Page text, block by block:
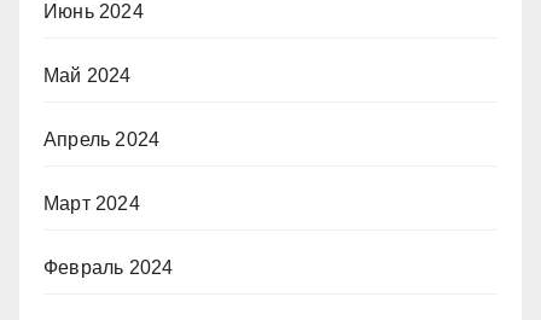
Июнь 2024
Май 2024
Апрель 2024
Март 2024
Февраль 2024